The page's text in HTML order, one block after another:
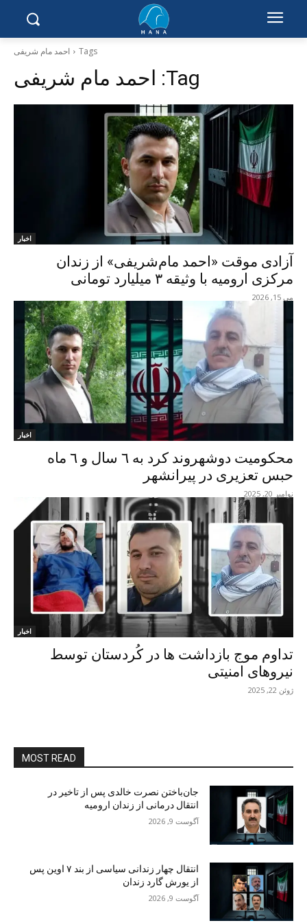
Tags احمد مام شریفی
Tag: احمد مام شریفی
اخبار
آزادی موقت «احمد مام‌شریفی» از زندان
مرکزی ارومیه با وثیقه ۳ میلیارد تومانی
می 15, 2026
اخبار
محکومیت دوشهروند کرد بە ٦ سال و ٦ ماە
حبس تعزیری در پیرانشهر
نوامبر 20, 2025
اخبار
تداوم موج بازداشت ها در کُردستان توسط
نیروهای امنیتی
ژوئن 22, 2025
MOST READ
جان‌باختن نصرت خالدی پس از تاخیر در
انتقال درمانی از زندان ارومیه
آگوست 9, 2026
انتقال چهار زندانی سیاسی از بند ۷ اوین پس
از یورش گارد زندان
آگوست 9, 2026